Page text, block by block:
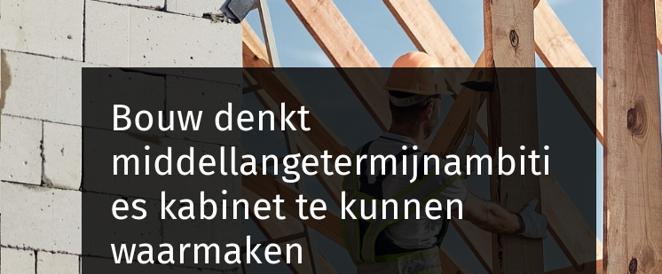
Bouw denkt
middellangetermijnambiti
es kabinet te kunnen
waarmaken